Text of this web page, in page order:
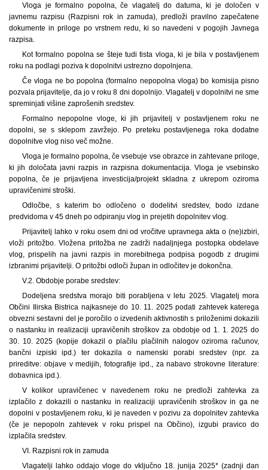
Vloga je formalno popolna, če vlagatelj do datuma, ki je določen v
javnemu razpisu (Razpisni rok in zamuda), predloži pravilno zapečatene
dokumente in priloge po vrstnem redu, ki so navedeni v pogojih Javnega
razpisa.
Kot formalno popolna se šteje tudi tista vloga, ki je bila v postavljenem
roku na podlagi poziva k dopolnitvi ustrezno dopolnjena.
Če vloga ne bo popolna (formalno nepopolna vloga) bo komisija pisno
pozvala prijavitelje, da jo v roku 8 dni dopolnijo. Vlagatelj v dopolnitvi ne sme
spreminjati višine zaprošenih sredstev.
Formalno nepopolne vloge, ki jih prijavitelj v postavljenem roku ne
dopolni, se s sklepom zavržejo. Po preteku postavljenega roka dodatne
dopolnitve vlog niso več možne.
Vloga je formalno popolna, če vsebuje vse obrazce in zahtevane priloge,
ki jih določata javni razpis in razpisna dokumentacija. Vloga je vsebinsko
popolna, če je prijavljena investicija/projekt skladna z ukrepom oziroma
upravičenimi stroški.
Odločbe, s katerim bo odločeno o dodelitvi sredstev, bodo izdane
predvidoma v 45 dneh po odpiranju vlog in prejetih dopolnitev vlog.
Prijavitelj lahko v roku osem dni od vročitve upravnega akta o (ne)izbiri,
vloži pritožbo. Vložena pritožba ne zadrži nadaljnjega postopka obdelave
vlog, prispelih na javni razpis in morebitnega podpisa pogodb z drugimi
izbranimi prijavitelji. O pritožbi odloči župan in odločitev je dokončna.
V.2. Obdobje porabe sredstev:
Dodeljena sredstva morajo biti porabljena v letu 2025. Vlagatelj mora
Občini Ilirska Bistrica najkasneje do 10. 11. 2025 podati zahtevek katerega
obvezni sestavni del je poročilo o izvedenih aktivnostih s priloženimi dokazili
o nastanku in realizaciji upravičenih stroškov za obdobje od 1. 1. 2025 do
30. 10. 2025 (kopije dokazil o plačilu plačilnih nalogov oziroma računov,
bančni izpiski ipd.) ter dokazila o namenski porabi sredstev (npr. za
prireditve: objave v medijih, fotografije ipd., za nabavo strokovne literature:
dobavnica ipd.).
V kolikor upravičenec v navedenem roku ne predloži zahtevka za
izplačilo z dokazili o nastanku in realizaciji upravičenih stroškov in ga ne
dopolni v postavljenem roku, ki je naveden v pozivu za dopolnitev zahtevka
(če je nepopoln zahtevek v roku prispel na Občino), izgubi pravico do
izplačila sredstev.
VI. Razpisni rok in zamuda
Vlagatelji lahko oddajo vloge do vključno 18. junija 2025* (zadnji dan